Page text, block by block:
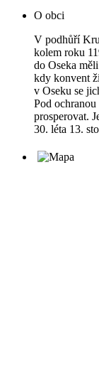
O obci
V podhůří
kolem roku
do Oseka
kdy konvent
v Oseku se
Pod
prosperovat.
30. léta 13.